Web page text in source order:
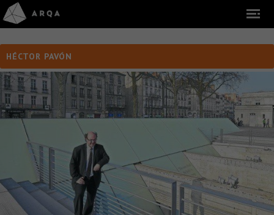
HÉCTOR PAVÓN